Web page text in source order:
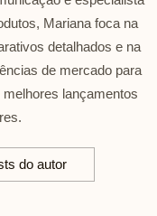
Mariana foca na
detalhados e na
de mercado para
lançamentos
do autor